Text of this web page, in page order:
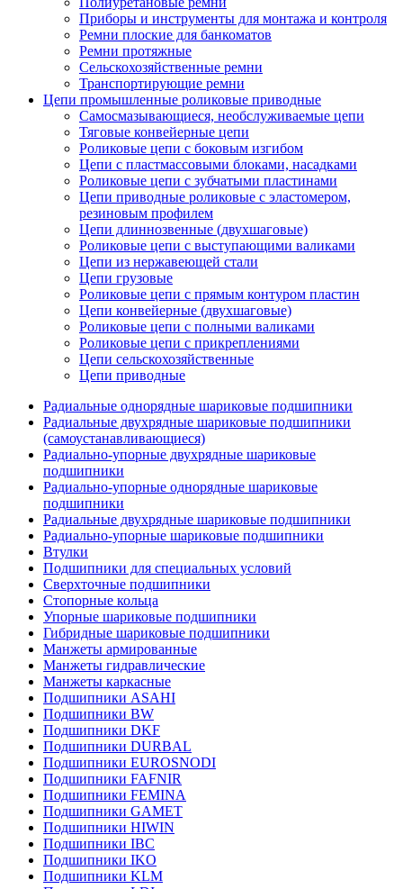
Приборы и инструменты для монтажа и контроля
Ремни плоские для банкоматов
Ремни протяжные
Сельскохозяйственные ремни
Транспортирующие ремни
Цепи промышленные роликовые приводные
Самосмазывающиеся, необслуживаемые цепи
Тяговые конвейерные цепи
Роликовые цепи с боковым изгибом
Цепи с пластмассовыми блоками, насадками
Роликовые цепи с зубчатыми пластинами
Цепи приводные роликовые с эластомером,
резиновым профилем
Цепи длиннозвенные (двухшаговые)
Роликовые цепи с выступающими валиками
Цепи из нержавеющей стали
Цепи грузовые
Роликовые цепи с прямым контуром пластин
Цепи конвейерные (двухшаговые)
Роликовые цепи с полными валиками
Роликовые цепи с прикреплениями
Цепи сельскохозяйственные
Цепи приводные
Радиальные однорядные шариковые подшипники
Радиальные двухрядные шариковые подшипники
(самоустанавливающиеся)
Радиально-упорные двухрядные шариковые
подшипники
Радиально-упорные однорядные шариковые
подшипники
Радиальные двухрядные шариковые подшипники
Радиально-упорные шариковые подшипники
Втулки
Подшипники для специальных условий
Сверхточные подшипники
Стопорные кольца
Упорные шариковые подшипники
Гибридные шариковые подшипники
Манжеты армированные
Манжеты гидравлические
Манжеты каркасные
Подшипники ASAHI
Подшипники BW
Подшипники DKF
Подшипники DURBAL
Подшипники EUROSNODI
Подшипники FAFNIR
Подшипники FEMINA
Подшипники GAMET
Подшипники HIWIN
Подшипники IBC
Подшипники IKO
Подшипники KLM